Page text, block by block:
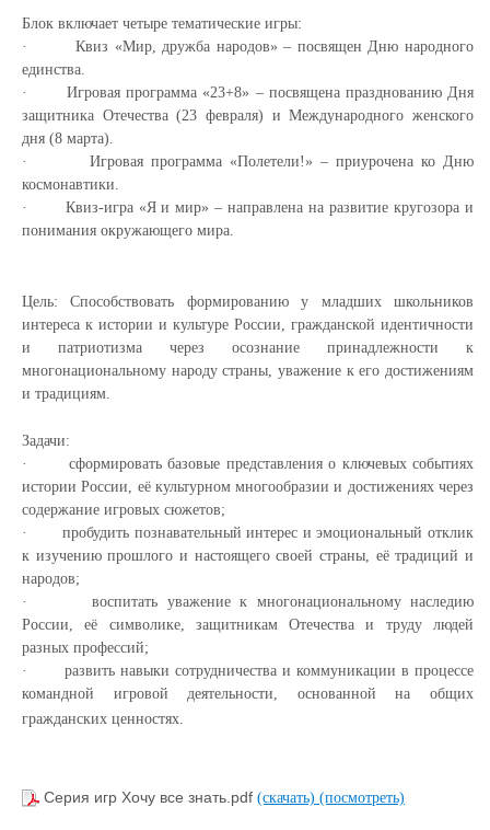
Блок включает четыре тематические игры:
·
Квиз «Мир, дружба народов» – посвящен Дню народного
единства.
·
Игровая программа «23+8» – посвящена празднованию Дня
защитника Отечества (23 февраля) и Международного женского
дня (8 марта).
·
Игровая программа «Полетели!» – приурочена ко Дню
космонавтики.
·
Квиз-игра «Я и мир» – направлена на развитие кругозора и
понимания окружающего мира.
Цель:Способствовать формированию у младших школьников
интереса к истории и культуре России, гражданской идентичности
и патриотизма через осознание принадлежности к
многонациональному народу страны, уважение к его достижениям
и традициям.
Задачи:
·
сформировать базовые представления о ключевых событиях
истории России, её культурном многообразии и достижениях через
содержание игровых сюжетов;
·
пробудить познавательный интерес и эмоциональный отклик
к изучению прошлого и настоящего своей страны, её традиций и
народов;
·
воспитать уважение к многонациональному наследию
России, её символике, защитникам Отечества и труду людей
разных профессий;
·
развить навыки сотрудничества и коммуникации в процессе
командной игровой деятельности, основанной на общих
гражданских ценностях.
Серия игр Хочу все знать.pdf (скачать) (посмотреть)